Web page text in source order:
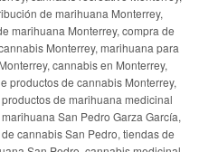
de marihuana Monterrey,
marihuana Monterrey, compra de
Monterrey, marihuana para
cannabis en Monterrey,
productos de cannabis Monterrey,
de marihuana medicinal
San Pedro Garza García,
cannabis San Pedro, tiendas de